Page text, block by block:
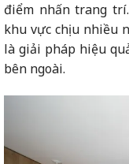
điểm nhấn trang
khu vực chịu nhiều
là giải pháp hiệu
bên ngoài.